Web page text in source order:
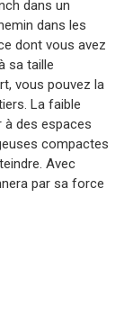
dans un
dans les
dont vous avez
sa taille
vous pouvez la
La faible
à des espaces
compactes
Avec
par sa force